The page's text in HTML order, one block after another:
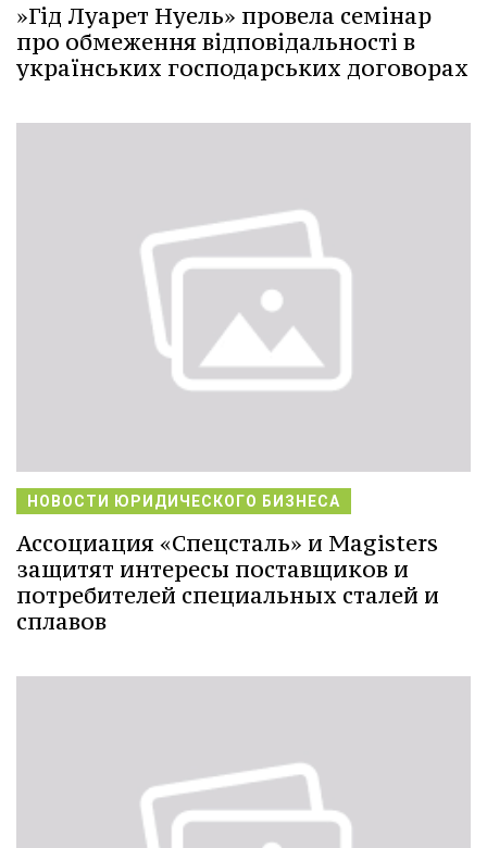
»Гід Луарет Нуель» провела семінар
про обмеження відповідальності в
українських господарських договорах
НОВОСТИ ЮРИДИЧЕСКОГО БИЗНЕСА
Ассоциация «Спецсталь» и Magisters
защитят интересы поставщиков и
потребителей специальных сталей и
сплавов